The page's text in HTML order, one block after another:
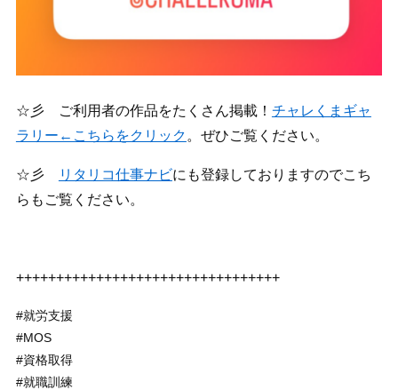
☆彡 ご利用者の作品をたくさん掲載！ チャレくまギャ
ラリー←こちらをクリック 。ぜひご覧ください。
☆彡 リタリコ仕事ナビにも登録しておりますのでこち
らもご覧ください。
+++++++++++++++++++++++++++++++++
#就労支援
#MOS
#資格取得
#就職訓練